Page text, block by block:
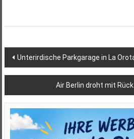
Beitragsnavigation
Unterirdische Parkgarage in La
Air Berlin droht mit